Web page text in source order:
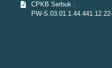
CPKB Serbuk :
PW-